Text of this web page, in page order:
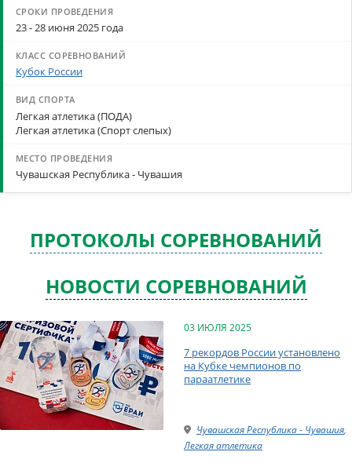
23 - 28 июня 2025 года
Кубок России
Легкая атлетика (ПОДА)
Легкая атлетика (Спорт слепых)
Чувашская Республика - Чувашия
ПРОТОКОЛЫ СОРЕВНОВАНИЙ
НОВОСТИ СОРЕВНОВАНИЙ
03 ИЮЛЯ 2025
7 рекордов России установлено
на Кубке чемпионов по
параатлетике
Чувашская Республика - Чувашия,
Легкая атлетика